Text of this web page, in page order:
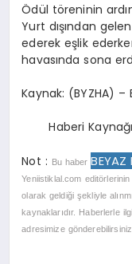
Ödül töreninin
Yurt dışından
ederek eşlik
havasında sona
Kaynak: (BYZHA) –
Haberi
Not : Bu haber
Yeniistiklal.com
olarak geldiği şekliyle
kaynaklarıdır. Haberlerle
adresimize gönderebilirsiniz.